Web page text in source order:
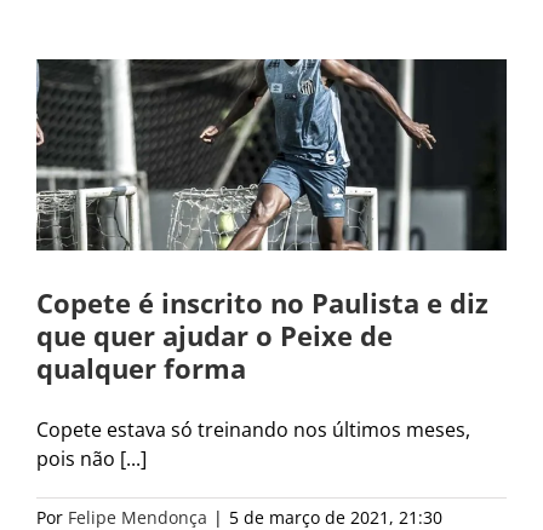
Copete é inscrito no Paulista e diz
que quer ajudar o Peixe de
qualquer forma
Copete estava só treinando nos últimos meses,
pois não [...]
Por Felipe Mendonça | 5 de março de 2021, 21:30